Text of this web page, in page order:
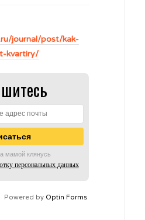
journal/post/kak-
kvartiry/
мамой клянусь
персональных данных
Powered by Optin Forms